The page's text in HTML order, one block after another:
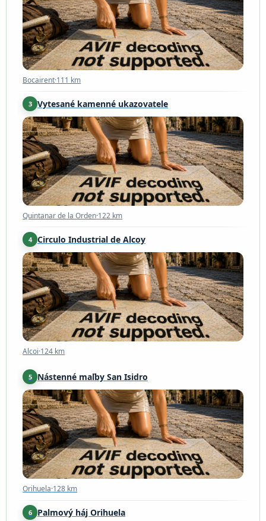
Bocairent·111 km
3 Vytesané kamenné ukazovatele
Quintanar de la Orden·122 km
Quintanar de la Orden·122 km
4 Circulo Industrial de Alcoy
Alcoi·124 km
Alcoi·124 km
5 Nástenné maľby San Isidro
Orihuela·128 km
Orihuela·128 km
6 Palmový háj Orihuela